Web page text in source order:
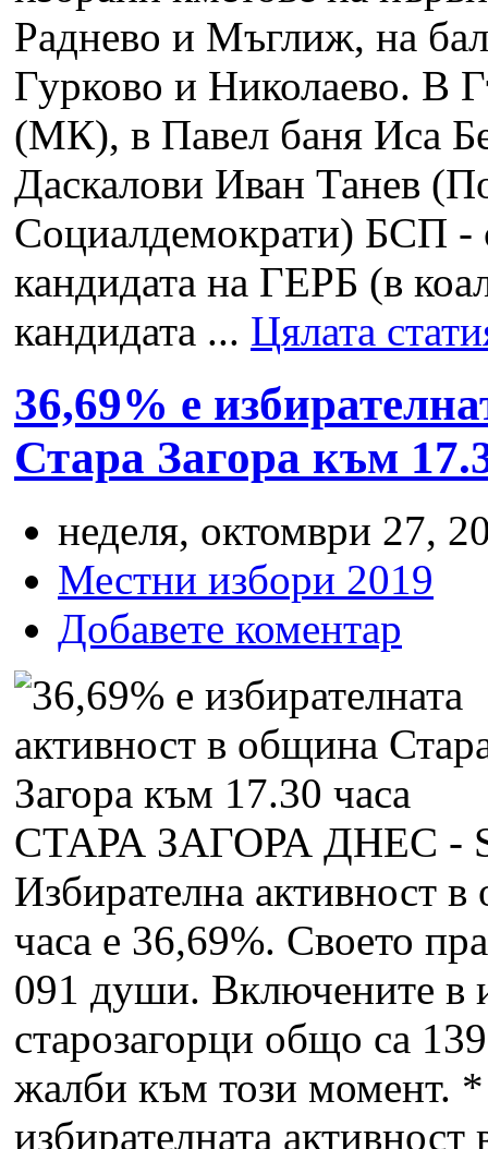
Раднево и Мъглиж, на
Гурково и Николаево. В
(МК), в Павел баня Иса
Даскалови Иван Танев
Социалдемократи) БСП -
кандидата на ГЕРБ (в
кандидата ... Цялата
36,69% е
Стара Загора към
неделя, октомври 27,
Местни избори 2019
Добавете коментар
СТАРА ЗАГОРА ДНЕС -
Избирателна активност
часа е 36,69%. Своето
091 души. Включените в
старозагорци общо са
жалби към този
избирателната